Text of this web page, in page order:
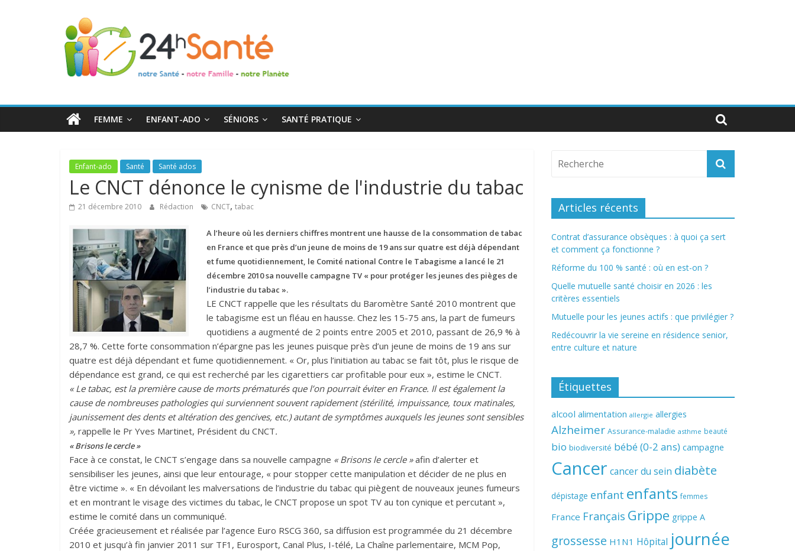
24h
Santé
toute
FEMME ENFANT-ADO SÉNIORS SANTÉ PRATIQUE
Enfant-ado Santé Santé ados
Le CNCT dénonce le cynisme de l'industrie du tabac
21 décembre 2010 Rédaction CNCT, tabac
A l’heure où les derniers chiffres montrent une hausse de la consommation de tabac
en France et que près d’un jeune de moins de 19 ans sur quatre est déjà dépendant
et fume quotidiennement, le Comité national Contre le Tabagisme a lancé le 21
décembre 2010 sa nouvelle campagne TV « pour protéger les jeunes des pièges de
l’industrie du tabac ».
LE CNCT rappelle que les résultats du Baromètre Santé 2010 montrent que
le tabagisme est un fléau en hausse. Chez les 15-75 ans, la part de fumeurs
quotidiens a augmenté de 2 points entre 2005 et 2010, passant de 26,9 % à
28,7 %. Cette forte consommation n’épargne pas les jeunes puisque près d’un jeune de moins de 19 ans sur
quatre est déjà dépendant et fume quotidiennement. « Or, plus l’initiation au tabac se fait tôt, plus le risque de
dépendance est grand, ce qui est recherché par les cigarettiers car profitable pour eux », estime le CNCT.
« Le tabac, est la première cause de morts prématurés que l’on pourrait éviter en France. Il est également la
cause de nombreuses pathologies qui surviennent souvent rapidement (stérilité, impuissance, toux matinales,
jaunissement des dents et altération des gencives, etc.) autant de symptômes auxquels les jeunes sont sensibles
», rappelle le Pr Yves Martinet, Président du CNCT.
« Brisons le cercle »
Face à ce constat, le CNCT s’engage dans sa nouvelle campagne « Brisons le cercle »afin d’alerter et
sensibiliser les jeunes, ainsi que leur entourage, « pour stopper cette manipulation et décider de ne plus en
être victime ». « En dévoilant les malversations de l’industrie du tabac qui piègent de nouveaux jeunes fumeurs
et en montrant le visage des victimes du tabac, le CNCT propose un spot TV au ton cynique et percutant »,
estime le comité dans un communiqué.
Créée gracieusement et réalisée par l’agence Euro RSCG 360, sa diffusion est programmée du 21 décembre
2010 et jusqu’à fin janvier 2011 sur TF1, Eurosport, Canal Plus, I-télé, La Chaîne parlementaire, MCM Pop,
Articles récents
Contrat d’assurance obsèques : à quoi ça sert
et comment ça fonctionne ?
Réforme du 100 % santé : où en est-on ?
Quelle mutuelle santé choisir en 2026 : les
critères essentiels
Mutuelle pour les jeunes actifs : que privilégier ?
Redécouvrir la vie sereine en résidence senior,
entre culture et nature
Étiquettes
alcool alimentation allergie allergies
Alzheimer Assurance-maladie asthme beauté
bio biodiversité bébé (0-2 ans) campagne
Cancer cancer du sein diabète
dépistage enfant enfants femmes
France Français Grippe grippe A
grossesse H1N1 Hôpital journée